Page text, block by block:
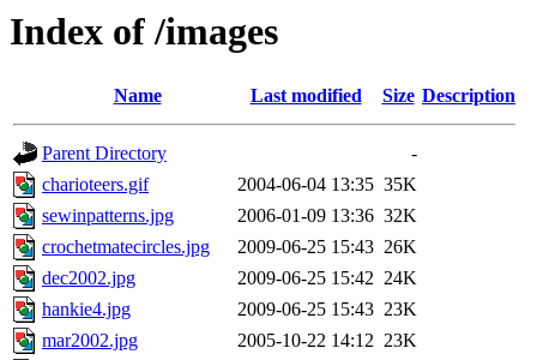
Index of /images
Name Last modified Size Description
Parent Directory
-
charioteers.gif
2004-06-04 13:35 35K
sewinpatterns.jpg
2006-01-09 13:36 32K
crochetmatecircles.jpg
2009-06-25 15:43 26K
dec2002.jpg
2009-06-25 15:42 24K
hankie4.jpg
2009-06-25 15:43 23K
mar2002.jpg
2005-10-22 14:12 23K